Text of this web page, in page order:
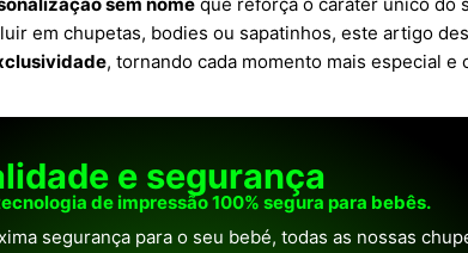
em chupetas, bodies ou sapatinhos, este artigo
, tornando cada momento mais especial e
e segurança
de impressão 100% segura para bebês.
segurança para o seu bebé, todas as nossas